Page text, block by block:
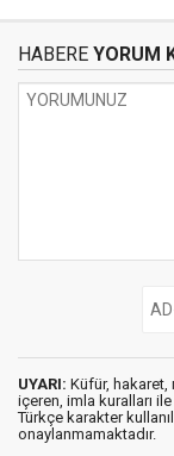
HABERE YORUM
UYARI: Küfür, hakaret,
içeren, imla kuralları ile
Türkçe karakter
onaylanmamaktadır.